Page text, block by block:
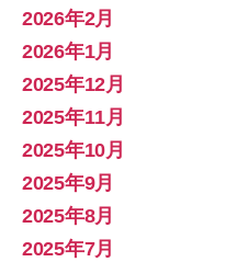
2026年2月
2026年1月
2025年12月
2025年11月
2025年10月
2025年9月
2025年8月
2025年7月